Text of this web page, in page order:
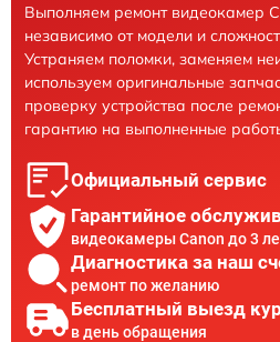
Выполняем ремонт видеокамер
независимо от модели и
Устраняем поломки, заменяем
используем оригинальные
проверку устройства после
гарантию на выполненные
Официальный сервис
Гарантийное
видеокамеры Canon до 3
Диагностика за наш
ремонт по желанию
Бесплатный выезд
в день обращения